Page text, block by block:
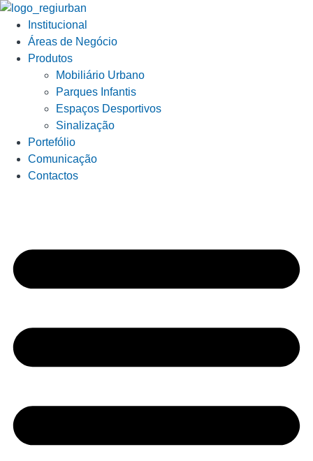
Institucional
Áreas de Negócio
Produtos
Mobiliário Urbano
Parques Infantis
Espaços Desportivos
Sinalização
Portefólio
Comunicação
Contactos